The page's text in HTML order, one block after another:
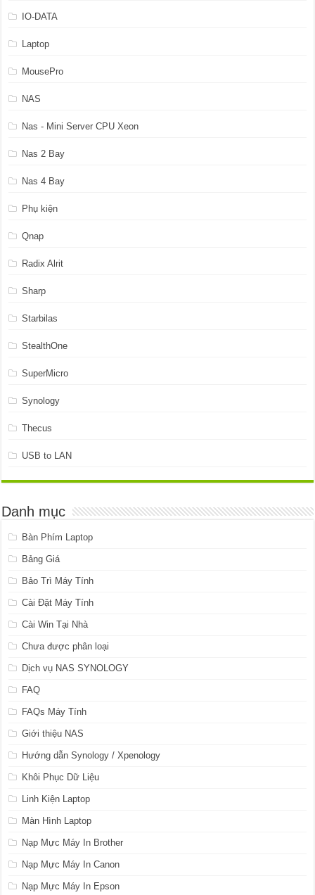
IO-DATA
Laptop
MousePro
NAS
Nas - Mini Server CPU Xeon
Nas 2 Bay
Nas 4 Bay
Phụ kiện
Qnap
Radix Alrit
Sharp
Starbilas
StealthOne
SuperMicro
Synology
Thecus
USB to LAN
Danh mục
Bàn Phím Laptop
Bảng Giá
Bảo Trì Máy Tính
Cài Đặt Máy Tính
Cài Win Tại Nhà
Chưa được phân loại
Dịch vụ NAS SYNOLOGY
FAQ
FAQs Máy Tính
Giới thiệu NAS
Hướng dẫn Synology / Xpenology
Khôi Phục Dữ Liệu
Linh Kiện Laptop
Màn Hình Laptop
Nạp Mực Máy In Brother
Nạp Mực Máy In Canon
Nạp Mực Máy In Epson